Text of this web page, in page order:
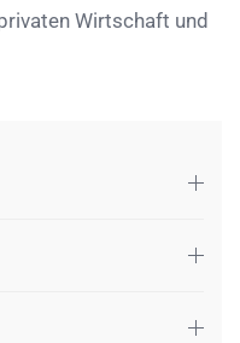
Wirtschaft und